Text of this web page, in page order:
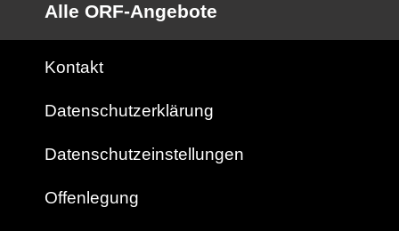
Alle ORF-Angebote
Kontakt
Datenschutzerklärung
Datenschutzeinstellungen
Offenlegung